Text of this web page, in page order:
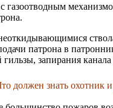
газоотводным
патрона в
запирания
должен знать охотник